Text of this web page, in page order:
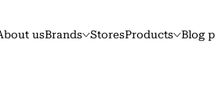
usBrands StoresProducts Blog